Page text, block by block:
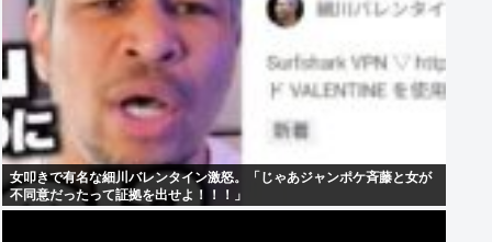
女叩きで有名な細川バレンタイン激怒。「じゃあジャンポケ斉藤と女が
不同意だったって証拠を出せよ！！！」